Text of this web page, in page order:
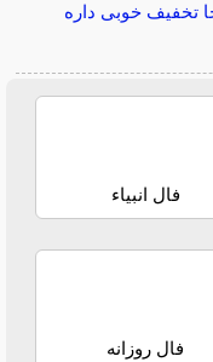
تخفیف خوبی داره
فال انبیاء
فال روزانه